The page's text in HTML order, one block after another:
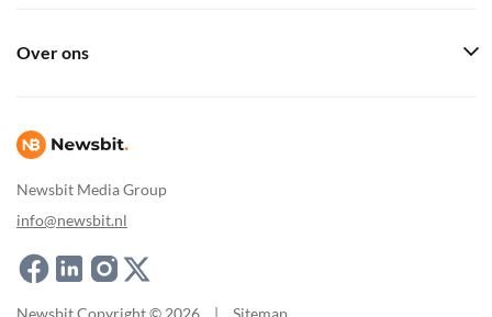
Newsbit Media Group
info@newsbit.nl
Over ons
Newsbit Copyright © 2026 | Sitemap